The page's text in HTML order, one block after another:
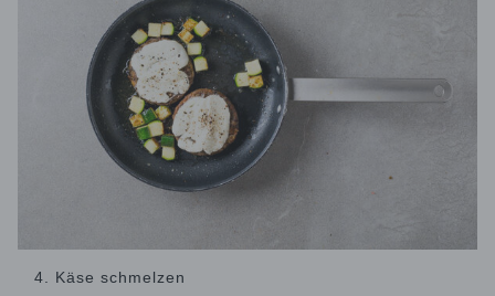
4. Käse schmelzen